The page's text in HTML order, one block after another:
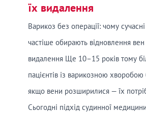
їх видалення
Варикоз без операції: чому
частіше обирають відновлення вен
видалення Ще 10–15 років тому
пацієнтів із варикозною
якщо вени розширилися — їх
Сьогодні підхід судинної